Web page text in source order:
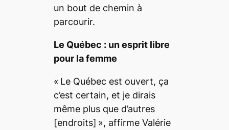
un bout de chemin à
parcourir.
Le Québec : un esprit libre
pour la femme
« Le Québec est ouvert, ça
c’est certain, et je dirais
même plus que d’autres
[endroits] », affirme Valérie